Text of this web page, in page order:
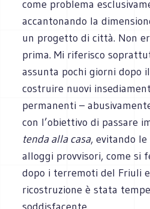
come problema
accantonando la
un progetto di città. Non
prima. Mi riferisco
assunta pochi giorni dopo
costruire nuovi
permanenti –
con l’obiettivo di passare
tenda alla casa, evitando le
alloggi provvisori, come si
dopo i terremoti del Friuli
ricostruzione è stata